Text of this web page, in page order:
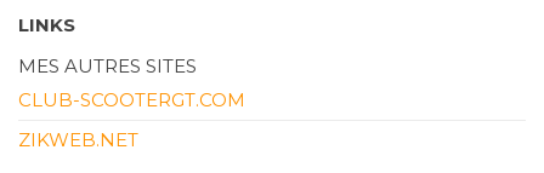
LINKS
MES AUTRES SITES
CLUB-SCOOTERGT.COM
ZIKWEB.NET